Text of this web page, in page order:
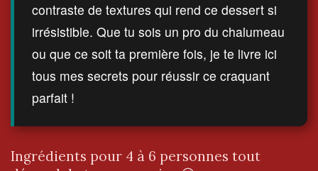
contraste de textures qui rend ce dessert si
irrésistible. Que tu sois un pro du chalumeau
ou que ce soit ta première fois, je te livre ici
tous mes secrets pour réussir ce craquant
parfait !
Ingrédients pour 4 à 6 personnes tout